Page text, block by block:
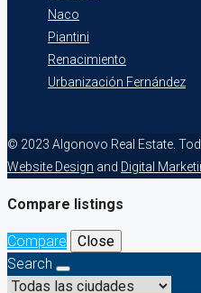
Naco
Piantini
Renacimiento
Urbanización Fernández
© 2023 Algonovo Real Estate.
Website Design and Digital
Compare listings
Compare
Close
Search